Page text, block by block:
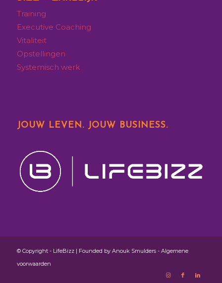
Training
Executive Coaching
Vitaliteit
Opstellingen
Systemisch werk
JOUW LEVEN. JOUW BUSINESS.
© Copyright - LifeBizz | Founded by Anouk Smulders - Algemene
voorwaarden